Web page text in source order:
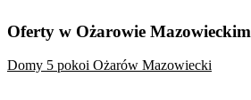
Oferty w Ożarowie Mazowieckim
Domy 5 pokoi Ożarów Mazowiecki